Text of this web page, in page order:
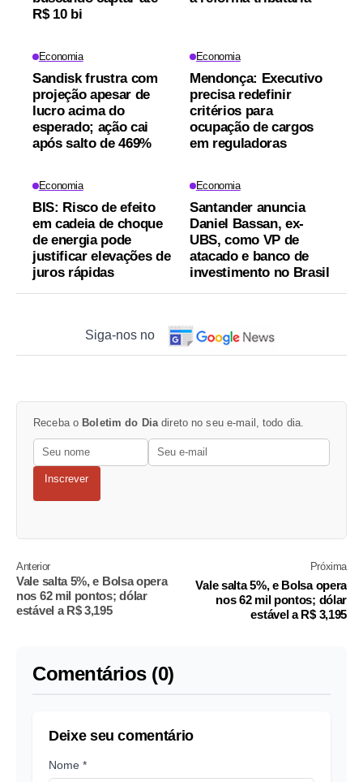
R$ 10 bi
Economia
Sandisk frustra com
projeção apesar de
lucro acima do
esperado; ação cai
após salto de 469%
Economia
Mendonça: Executivo
precisa redefinir
critérios para
ocupação de cargos
em reguladoras
Economia
BIS: Risco de efeito
em cadeia de choque
de energia pode
justificar elevações de
juros rápidas
Economia
Santander anuncia
Daniel Bassan, ex-
UBS, como VP de
atacado e banco de
investimento no Brasil
Siga-nos no
Receba o Boletim do Diadireto no seu e-mail, todo dia.
Inscrever
Anterior
Vale salta 5%, e Bolsa opera
nos 62 mil pontos; dólar
estável a R$ 3,195
Próxima
Vale salta 5%, e Bolsa opera
nos 62 mil pontos; dólar
estável a R$ 3,195
Comentários (0)
Deixe seu comentário
Nome *